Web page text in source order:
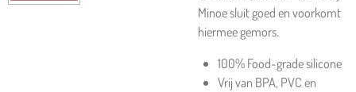
Minoe sluit goed en voorkomt
hiermee gemors.
100% Food-grade silicone
Vrij van BPA, PVC en